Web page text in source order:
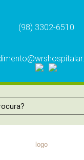
(98) 3302-6510